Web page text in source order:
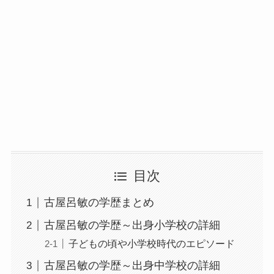
目次
古屋呂敏の学歴まとめ
古屋呂敏の学歴～出身小学校の詳細
子どもの頃や小学校時代のエピソード
古屋呂敏の学歴～出身中学校の詳細